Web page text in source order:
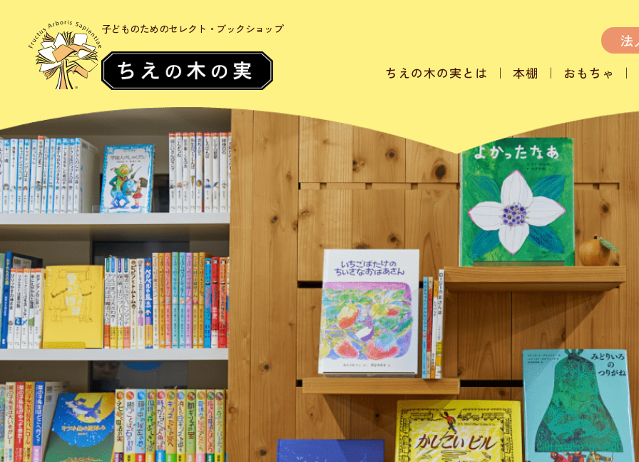
子どものためのセレクト・ブックショップ
法
ちえの木の実とは 本棚 おもちゃ